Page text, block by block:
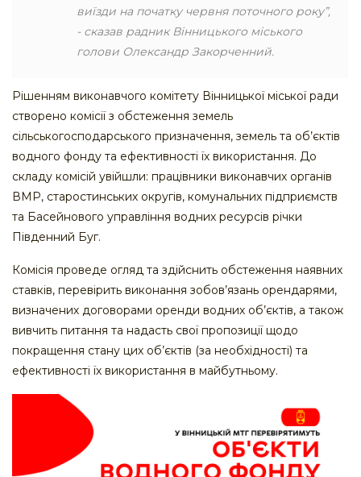
виїзди на початку червня поточного року”,
- сказав радник Вінницького міського
голови Олександр Закорченний.
Рішенням виконавчого комітету Вінницької міської ради
створено комісії з обстеження земель
сільськогосподарського призначення, земель та об’єктів
водного фонду та ефективності їх використання. До
складу комісій увійшли: працівники виконавчих органів
ВМР, старостинських округів, комунальних підприємств
та Басейнового управління водних ресурсів річки
Південний Буг.
Комісія проведе огляд та здійснить обстеження наявних
ставків, перевірить виконання зобов’язань орендарями,
визначених договорами оренди водних об’єктів, а також
вивчить питання та надасть свої пропозиції щодо
покращення стану цих об’єктів (за необхідності) та
ефективності їх використання в майбутньому.